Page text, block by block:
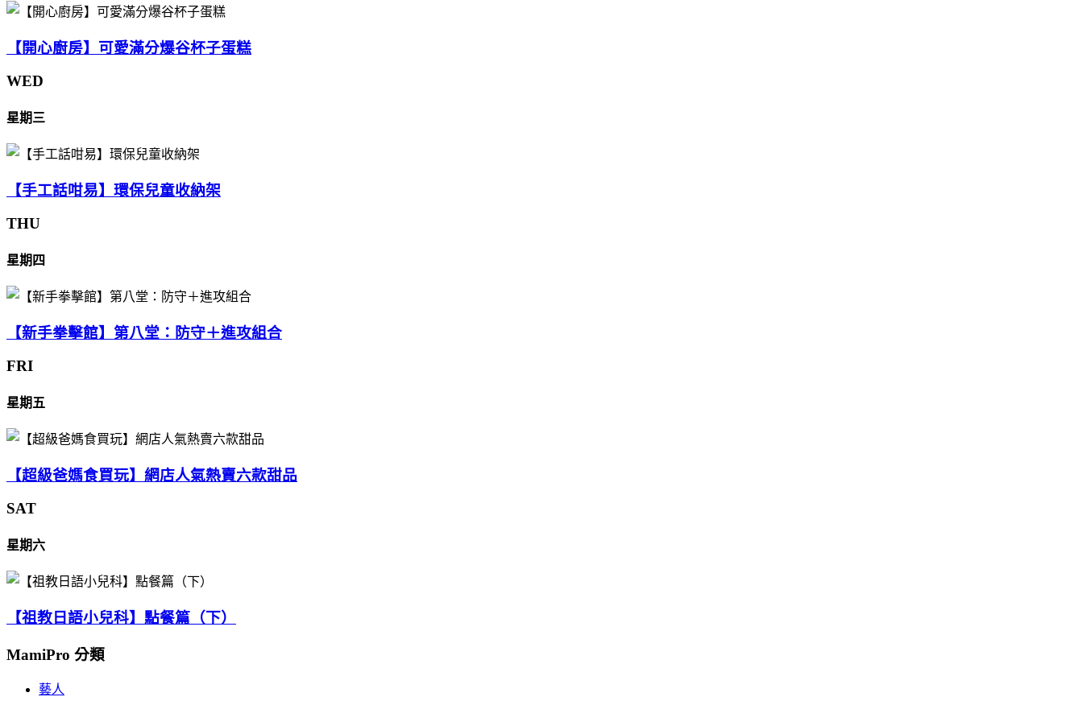
【開心廚房】可愛滿分爆谷杯子蛋糕
WED
星期三
【手工話咁易】環保兒童收納架
THU
星期四
【新手拳擊館】第八堂：防守＋進攻組合
FRI
星期五
【超級爸媽食買玩】網店人氣熱賣六款甜品
SAT
星期六
【祖教日語小兒科】點餐篇（下）
MamiPro 分類
藝人